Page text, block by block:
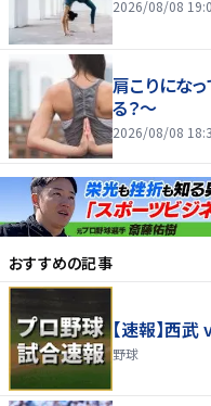
2026/08/08
肩こりにな
る？～
2026/08/08
おすすめの記事
【速報】西武
野球